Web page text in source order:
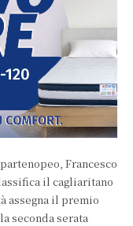
Francesco
il cagliaritano
assegna il premio
seconda serata